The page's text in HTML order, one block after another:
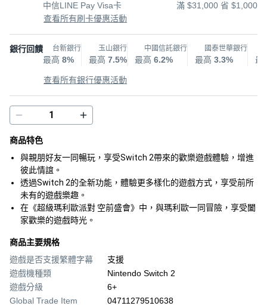
中信LINE Pay Visa卡
滿 $31,000 省 $1,000
查看所有刷卡優惠活動
銀行回饋 台新銀行
最高 8%
玉山銀行
最高 7.5%
中國信託銀行
最高 6.2%
國泰世華銀行
最高 3.3% 最
查看所有銀行優惠活動
商品特色
與親朋好友一同暢玩，享受Switch 2帶來的歡樂遊戲體驗，增進
彼此情誼。
透過Switch 2的全新功能，體驗更多樣化的遊戲方式，享受前所
未有的遊戲樂趣。
在《超級瑪利歐派對 空前盛會》中，與瑪利歐一同冒險，享受闔
家歡樂的遊戲時光。
商品主要規格
遊戲是否支援繁體字幕
支援
遊戲機種類
Nintendo Switch 2
遊戲分級
6+
Global Trade Item
04711279510638